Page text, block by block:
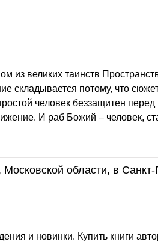
из великих таинств
складывается потому, что
человек беззащитен
И раб Божий – человек,
области, в Санкт-
и новинки. Купить книги